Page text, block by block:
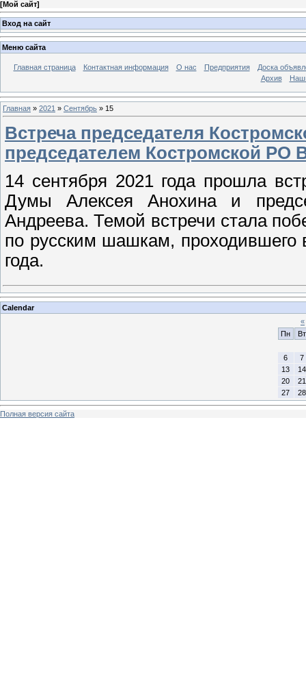
[Мой сайт]
Вход на сайт
Меню сайта
Главная страница Контактная информация О нас Предприятия
Доска
Архив
Главная » 2021 » Сентябрь » 15
Встреча председателя
председателем Костромской
14 сентября 2021 года прошла
Думы Алексея Анохина и
Андреева. Темой встречи стала
по русским шашкам, проходившего
года.
Calendar
«
Пн
Вт
6
7
13
14
20
21
27
28
Полная версия сайта